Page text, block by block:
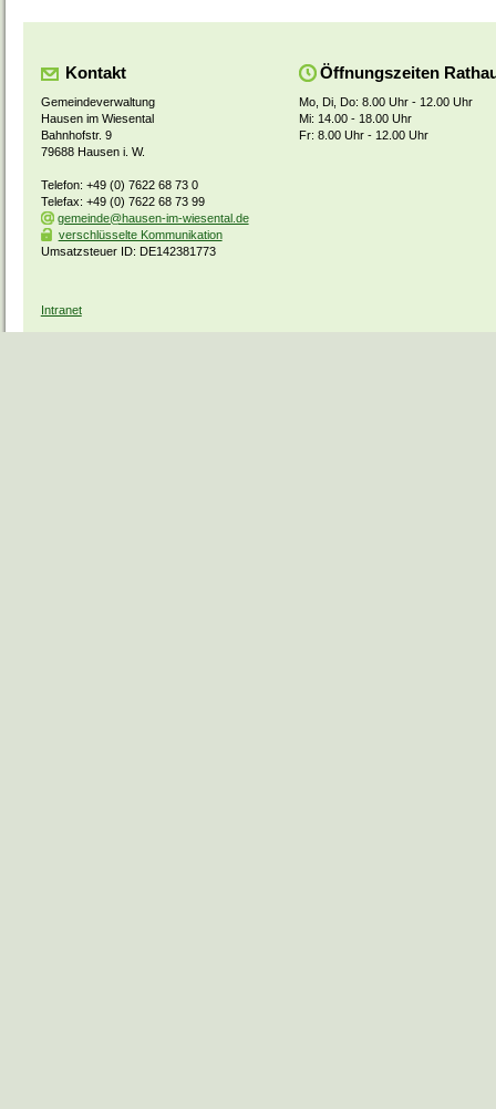
Kontakt
Gemeindeverwaltung
Hausen im Wiesental
Bahnhofstr. 9
79688 Hausen i. W.
Telefon: +49 (0) 7622 68 73 0
Telefax: +49 (0) 7622 68 73 99
gemeinde@hausen-im-wiesental.de
verschlüsselte Kommunikation
Umsatzsteuer ID: DE142381773
Öffnungszeiten
Mo, Di, Do: 8.00 Uhr - 12.00 Uhr
Mi: 14.00 - 18.00 Uhr
Fr: 8.00 Uhr - 12.00 Uhr
Intranet